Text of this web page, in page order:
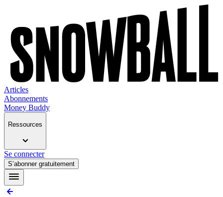
Articles
Abonnements
Money Buddy
Ressources
Se connecter
S’abonner gratuitement